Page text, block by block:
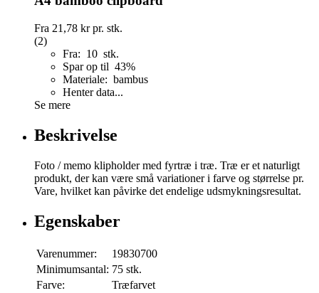
Fra 21,78 krpr. stk.
(2)
Fra: 10 stk.
Spar op til 43%
Materiale: bambus
Henter data...
Se mere
Beskrivelse
Foto / memo klipholder med fyrtræ i træ. Træ er et naturligt
produkt, der kan være små variationer i farve og størrelse pr.
Vare, hvilket kan påvirke det endelige udsmykningsresultat.
Egenskaber
Varenummer:
19830700
Minimumsantal: 75 stk.
Farve:
Træfarvet